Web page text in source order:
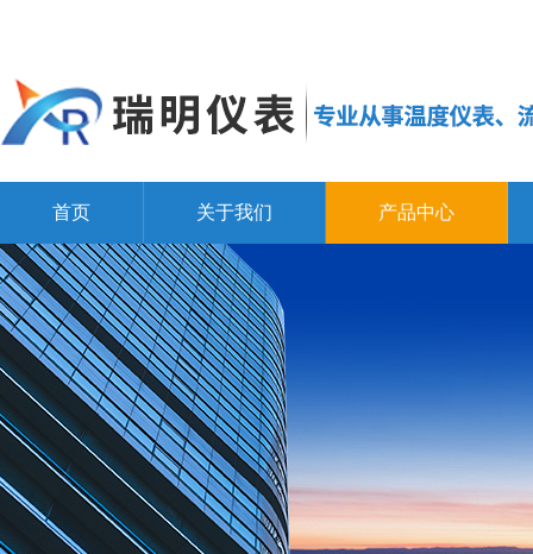
首页 关于我们 产品中心